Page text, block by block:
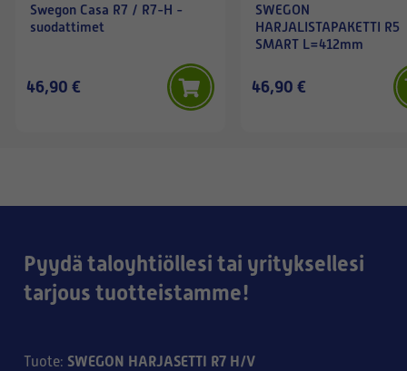
Swegon Casa R7 / R7-H -
suodattimet
46,90 €
SWEGON
HARJALISTAPAKETTI R5
SMART L=412mm
46,90 €
Pyydä taloyhtiöllesi tai yrityksellesi
tarjous tuotteistamme!
Tuote: SWEGON HARJASETTI R7 H/V